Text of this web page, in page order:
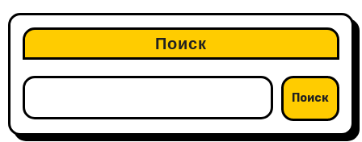
Поиск
Поиск